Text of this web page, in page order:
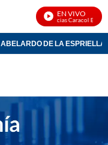
EN VIVO
Noticias Caracol En Vivo
ABELARDO DE LA ESPRIELLA